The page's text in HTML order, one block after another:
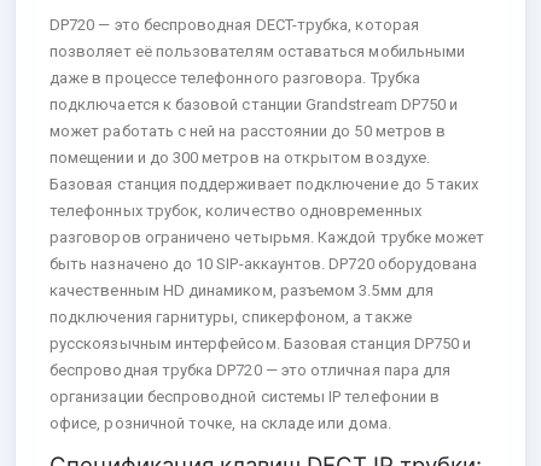
DP720 — это беспроводная DECT-трубка, которая
позволяет её пользователям оставаться мобильными
даже в процессе телефонного разговора. Трубка
подключается к базовой станции Grandstream DP750 и
может работать с ней на расстоянии до 50 метров в
помещении и до 300 метров на открытом воздухе.
Базовая станция поддерживает подключение до 5 таких
телефонных трубок, количество одновременных
разговоров ограничено четырьмя. Каждой трубке может
быть назначено до 10 SIP-аккаунтов. DP720 оборудована
качественным HD динамиком, разъемом 3.5мм для
подключения гарнитуры, спикерфоном, а также
русскоязычным интерфейсом. Базовая станция DP750 и
беспроводная трубка DP720 — это отличная пара для
организации беспроводной системы IP телефонии в
офисе, розничной точке, на складе или дома.